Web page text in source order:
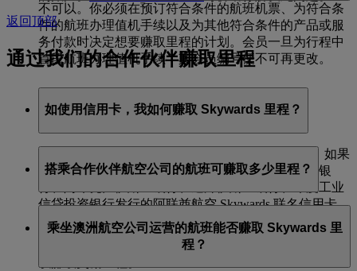
不可以。你必须在预订符合条件的航班机票、为符合条
件的航班办理值机手续以及为其他符合条件的产品或服
务付款时决定想要赚取里程的计划。会员一旦为行程中
首段航班办理值机手续，其会员编号便不可再更改。
返回顶部
通过我们的合作伙伴赚取里程
如使用信用卡，我如何赚取 Skywards 里程？
你仅需使用信用卡购物，即可获得 Skywards 里程。如果
你持有汇丰银行、阿联酋伊斯兰银行、阿联酋国民银
行、阿布扎比伊斯兰银行、迪拜伊斯兰银行、印度工业
信贷投资银行发行的阿联酋航空 Skywards 联名信用卡，
或巴克莱银行发行的阿联酋航空 Skywards Mastercard®
信用卡，我们会每月自动将你赚取的 Skywards 里程计入
你的阿联酋航空 Skywards 账户。
搭乘合作伙伴航空公司的航班可赚取多少里程？
和定级里程。你可赚取的里程数取决于飞行距离、票价
类别以及舱位等级。此外，根据你的会籍状态，你还可
乘坐澳洲航空公司运营的航班能否赚取 Skywards 里
程？